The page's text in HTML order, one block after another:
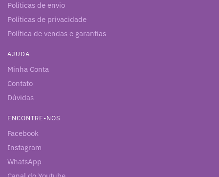
Políticas de envio
Políticas de privacidade
Política de vendas e garantias
AJUDA
Minha Conta
Contato
Dúvidas
ENCONTRE-NOS
Facebook
Instagram
WhatsApp